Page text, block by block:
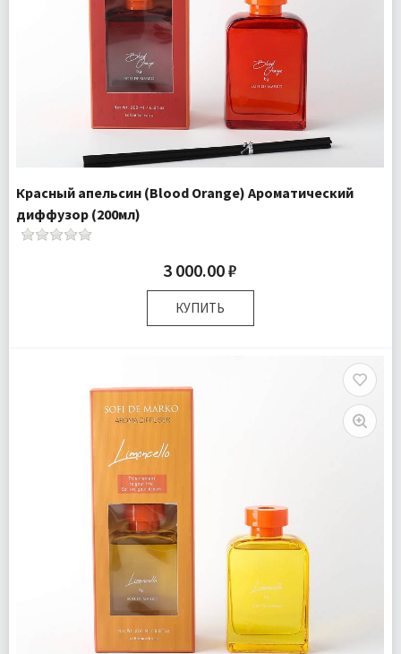
Красный апельсин (Blood Orange) Ароматический
диффузор (200мл)
3 000.00 ₽
КУПИТЬ
Флакон 1 шт Палочки 6 шт
Подробнее